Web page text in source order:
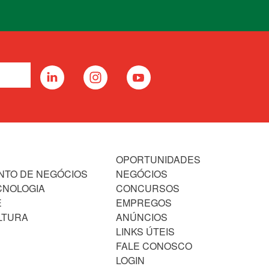
DE NEGÓCIOS
OPORTUNIDADES
NEGÓCIOS
CONCURSOS
EMPREGOS
ANÚNCIOS
LINKS ÚTEIS
FALE CONOSCO
LOGIN